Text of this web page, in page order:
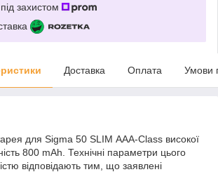
захистом
Доставка Оплата Умови
для Sigma 50 SLIM АAA-Class високої
800 mAh. Технічні параметри цього
відповідають тим, що заявлені